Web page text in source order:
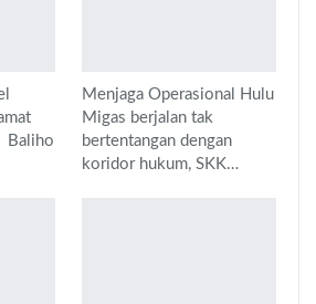
Baliho
Menjaga Operasional Hulu
Migas berjalan tak
bertentangan dengan
koridor hukum, SKK…